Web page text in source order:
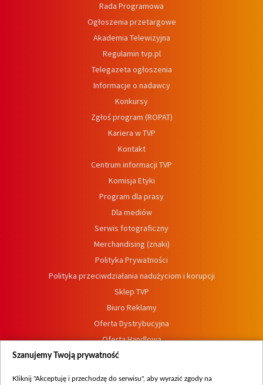
Rada Programowa
Ogłoszenia przetargowe
Akademia Telewizyjna
Regulamin tvp.pl
Telegazeta ogłoszenia
Informacje o nadawcy
Konkursy
Zgłoś program (ROPAT)
Kariera w TVP
Kontakt
Centrum informacji TVP
Komisja Etyki
Program dla prasy
Dla mediów
Serwis fotograficzny
Merchandising (znaki)
Polityka Prywatności
Polityka przeciwdziałania nadużyciom i korupcji
Sklep TVP
Biuro Reklamy
Oferta Dystrybucyjna
Oferta Handlowa
Dostępność
Szanujemy Twoją prywatność
Kliknij "Akceptuję i przechodzę do serwisu", aby wyrazić zgody na